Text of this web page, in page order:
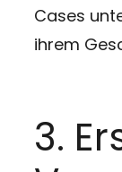
Cases
ihrem
3.